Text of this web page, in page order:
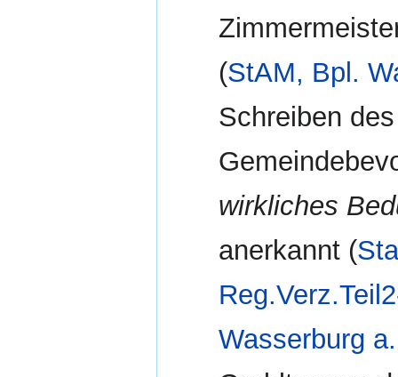
(StAM, Bpl.
Schreiben
wirkliches
anerkannt (
Wasserburg